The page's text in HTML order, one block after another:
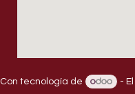
Con tecnología de - El